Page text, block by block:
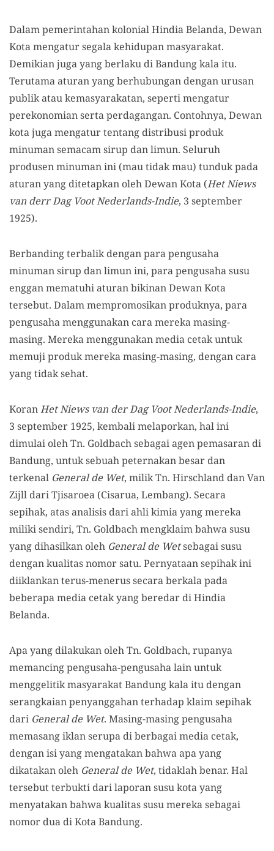
Dalam pemerintahan kolonial Hindia Belanda, Dewan
Kota mengatur segala kehidupan masyarakat.
Demikian juga yang berlaku di Bandung kala itu.
Terutama aturan yang berhubungan dengan urusan
publik atau kemasyarakatan, seperti mengatur
perekonomian serta perdagangan. Contohnya, Dewan
kota juga mengatur tentang distribusi produk
minuman semacam sirup dan limun. Seluruh
produsen minuman ini (mau tidak mau) tunduk pada
aturan yang ditetapkan oleh Dewan Kota (Het Niews
van derr Dag Voot Nederlands-Indie, 3 september
1925).
Berbanding terbalik dengan para pengusaha
minuman sirup dan limun ini, para pengusaha susu
enggan mematuhi aturan bikinan Dewan Kota
tersebut. Dalam mempromosikan produknya, para
pengusaha menggunakan cara mereka masing-
masing. Mereka menggunakan media cetak untuk
memuji produk mereka masing-masing, dengan cara
yang tidak sehat.
KoranHet Niews van der Dag Voot Nederlands-Indie,
3 september 1925, kembali melaporkan, hal ini
dimulai oleh Tn. Goldbach sebagai agen pemasaran di
Bandung, untuk sebuah peternakan besar dan
terkenal General de Wet, milik Tn. Hirschland dan Van
Zijll dari Tjisaroea (Cisarua, Lembang). Secara
sepihak, atas analisis dari ahli kimia yang mereka
miliki sendiri, Tn. Goldbach mengklaim bahwa susu
yang dihasilkan oleh General de Wetsebagai susu
dengan kualitas nomor satu. Pernyataan sepihak ini
diiklankan terus-menerus secara berkala pada
beberapa media cetak yang beredar di Hindia
Belanda.
Apa yang dilakukan oleh Tn. Goldbach, rupanya
memancing pengusaha-pengusaha lain untuk
menggelitik masyarakat Bandung kala itu dengan
serangkaian penyanggahan terhadap klaim sepihak
dari General de Wet. Masing-masing pengusaha
memasang iklan serupa di berbagai media cetak,
dengan isi yang mengatakan bahwa apa yang
dikatakan oleh General de Wet, tidaklah benar. Hal
tersebut terbukti dari laporan susu kota yang
menyatakan bahwa kualitas susu mereka sebagai
nomor dua di Kota Bandung.